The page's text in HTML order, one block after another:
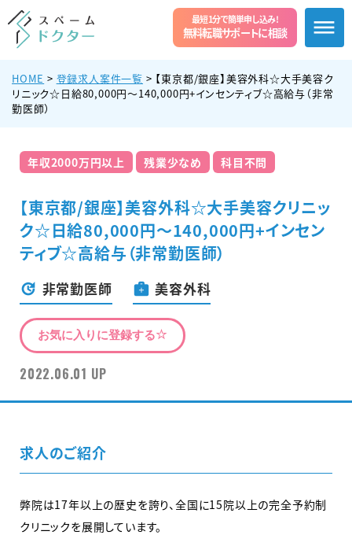
最短1分で簡単申し込み!
無料転職サポートに相談
HOME > 登録求人案件一覧 > 【東京都/銀座】美容外科☆大手美容ク
リニック☆日給80,000円～140,000円+インセンティブ☆高給与（非常
勤医師）
年収2000万円以上 残業少なめ 科目不問
【東京都/銀座】美容外科☆大手美容クリニッ
ク☆日給80,000円～140,000円+インセン
ティブ☆高給与（非常勤医師）
非常勤医師 美容外科
お気に入りに登録する
2022.06.01 UP
求人のご紹介
弊院は17年以上の歴史を誇り、全国に15院以上の完全予約制
クリニックを展開しています。